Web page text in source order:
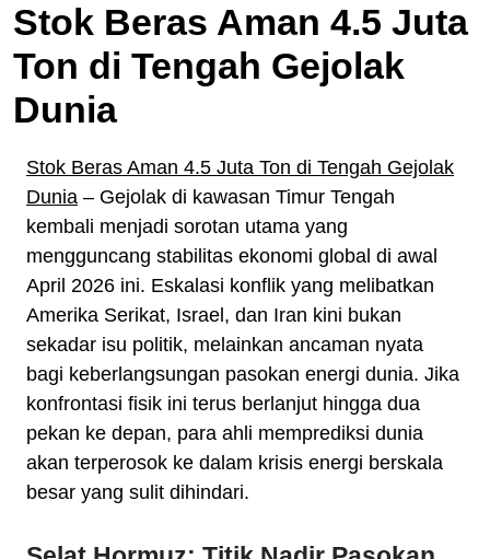
Stok Beras Aman 4.5 Juta
Ton di Tengah Gejolak
Dunia
Stok Beras Aman 4.5 Juta Ton di Tengah Gejolak
Dunia – Gejolak di kawasan Timur Tengah
kembali menjadi sorotan utama yang
mengguncang stabilitas ekonomi global di awal
April 2026 ini. Eskalasi konflik yang melibatkan
Amerika Serikat, Israel, dan Iran kini bukan
sekadar isu politik, melainkan ancaman nyata
bagi keberlangsungan pasokan energi dunia. Jika
konfrontasi fisik ini terus berlanjut hingga dua
pekan ke depan, para ahli memprediksi dunia
akan terperosok ke dalam krisis energi berskala
besar yang sulit dihindari.